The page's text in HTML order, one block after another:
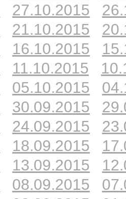
27.10.2015
21.10.2015
16.10.2015
11.10.2015
05.10.2015
30.09.2015
24.09.2015
18.09.2015
13.09.2015
08.09.2015